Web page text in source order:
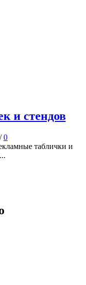
и стендов
/ 0
таблички и